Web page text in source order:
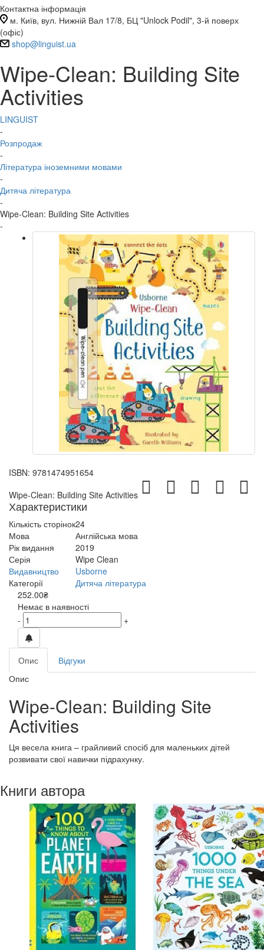
Контактна інформація
м. Київ, вул. Нижній Вал 17/8, БЦ "Unlock Podil", 3-й поверх
(офіс)
shop@linguist.ua
Wipe-Clean: Building Site
Activities
LINGUIST
-
Розпродаж
-
Література іноземними мовами
-
Дитяча література
-
Wipe-Clean: Building Site Activities
-
ISBN: 9781474951654
Wipe-Clean: Building Site Activities
Характеристики
Кількість сторінок24
Мова
Англійська мова
Рік видання
2019
Серія
Wipe Clean
Видавництво
Usborne
Категорії
Дитяча література
252.00₴
Немає в наявності
-
+
Опис
Відгуки
Опис
Wipe-Clean: Building Site
Activities
Ця весела книга – грайливий спосіб для маленьких дітей
розвивати свої навички підрахунку.
Книги автора